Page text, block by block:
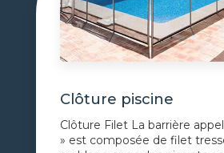
Clôture piscine
Clôture Filet La barrière
» est composée de filet